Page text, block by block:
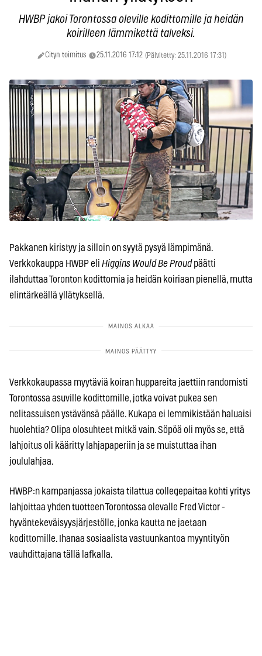
HWBP jakoi Torontossa oleville kodittomille ja heidän
koirilleen lämmikettä talveksi.
Cityn toimitus 25.11.2016 17:12 (Päivitetty: 25.11.2016 17:31)
Pakkanen kiristyy ja silloin on syytä pysyä lämpimänä.
Verkkokauppa HWBP eli Higgins Would Be Proudpäätti
ilahduttaa Toronton kodittomia ja heidän koiriaan pienellä, mutta
elintärkeällä yllätyksellä.
Verkkokaupassa myytäviä koiran huppareita jaettiin randomisti
Torontossa asuville kodittomille, jotka voivat pukea sen
nelitassuisen ystävänsä päälle. Kukapa ei lemmikistään haluaisi
huolehtia? Olipa olosuhteet mitkä vain. Söpöä oli myös se, että
lahjoitus oli kääritty lahjapaperiin ja se muistuttaa ihan
joululahjaa.
HWBP:n kampanjassa jokaista tilattua collegepaitaa kohti yritys
lahjoittaa yhden tuotteen Torontossa olevalle Fred Victor -
hyväntekeväisyysjärjestölle, jonka kautta ne jaetaan
kodittomille. Ihanaa sosiaalista vastuunkantoa myyntityön
vauhdittajana tällä lafkalla.